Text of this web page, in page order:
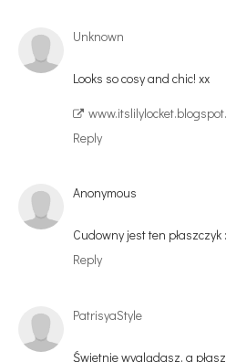
Unknown
Looks so cosy and chic! xx
Reply
Anonymous
Cudowny jest ten płaszczyk
Reply
PatrisyaStyle
Świetnie wyglądasz, a